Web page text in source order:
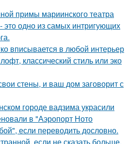
примы мариинского театра
одно из самых интригующих
вписывается в любой интерьер
классический стиль или эко
стены, и ваш дом заговорит с
городе вадзима украсили
в "Аэропорт Ното
если переводить дословно.